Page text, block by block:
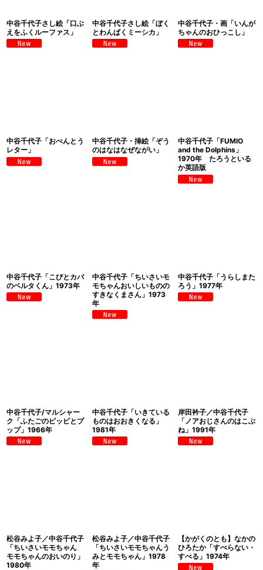
中谷千代子さし絵「口ぶ
えをふくルーファス」
中谷千代子さし絵「ぼく
とわんぱくミーシカ」
中谷千代子・画「いんが
ちゃんのおひっこし」
中谷千代子「おべんとう
レター」
中谷千代子・挿絵「ぞう
のはなはなぜながい」
中谷千代子「FUMIO
and the Dolphins」
1970年 たろうといる
か英語版
中谷千代子「こびとカバ
のベルタくん」1973年
中谷千代子「ちいさいモ
モちゃんおいしいものの
すきなくまさん」1973
年
中谷千代子「うらしまた
ろう」1977年
中谷千代子/マルシャー
ク「ふたごのピッピとプ
ップ」1966年
中谷千代子「いきている
ものはおおきくなる」
1981年
岸田衿子／中谷千代子
「ノアおじさんのはこぶ
ね」1991年
松谷みよ子／中谷千代子
「ちいさいモモちゃん
モモちゃんのおいのり」
1980年
松谷みよ子／中谷千代子
「ちいさいモモちゃんう
みとモモちゃん」1978
年
【かがくのとも】なかの
ひろたか「すべらない・
すべる」1974年